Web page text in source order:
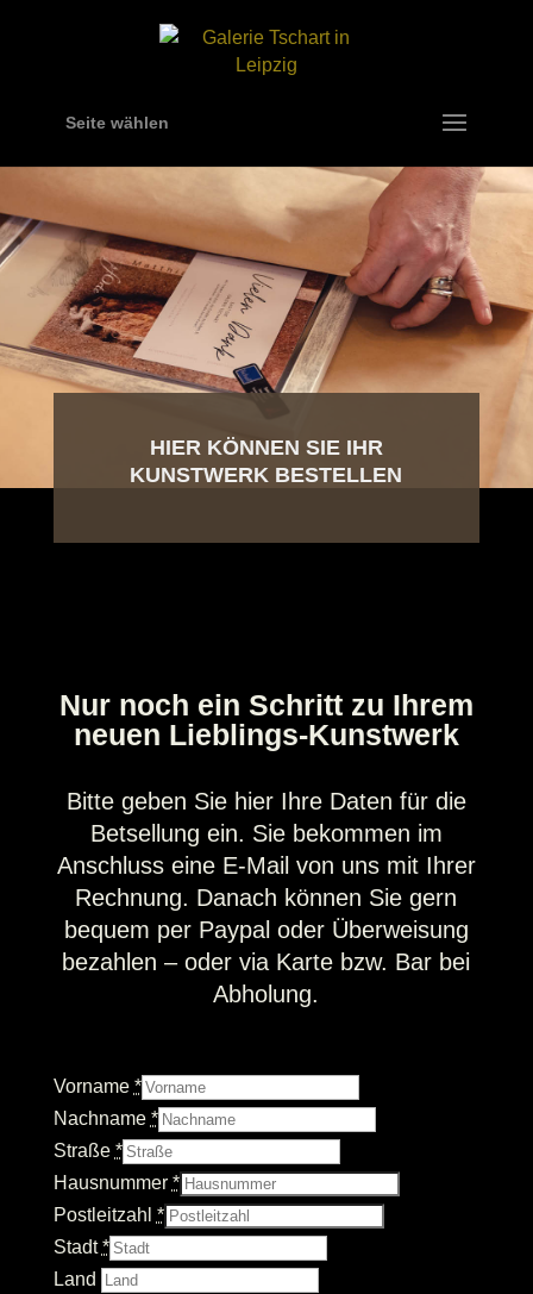
Seite wählen
HIER KÖNNEN SIE IHR
KUNSTWERK BESTELLEN
Nur noch ein Schritt zu Ihrem
neuen Lieblings-Kunstwerk
Bitte geben Sie hier Ihre Daten für die
Betsellung ein. Sie bekommen im
Anschluss eine E-Mail von uns mit Ihrer
Rechnung. Danach können Sie gern
bequem per Paypal oder Überweisung
bezahlen – oder via Karte bzw. Bar bei
Abholung.
Vorname *
Nachname *
Straße *
Hausnummer *
Postleitzahl *
Stadt *
Land